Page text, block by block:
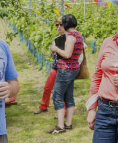
kruidige toetsen.